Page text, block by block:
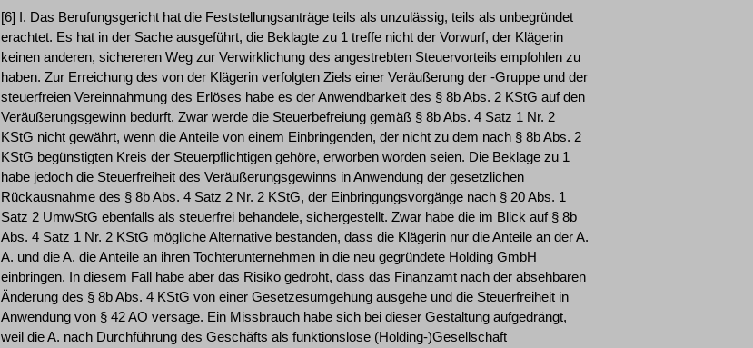
[6] I. Das Berufungsgericht hat die Feststellungsanträge teils als unzulässig, teils als unbegründet
erachtet. Es hat in der Sache ausgeführt, die Beklagte zu 1 treffe nicht der Vorwurf, der Klägerin
keinen anderen, sichereren Weg zur Verwirklichung des angestrebten Steuervorteils empfohlen zu
haben. Zur Erreichung des von der Klägerin verfolgten Ziels einer Veräußerung der -Gruppe und der
steuerfreien Vereinnahmung des Erlöses habe es der Anwendbarkeit des § 8b Abs. 2 KStG auf den
Veräußerungsgewinn bedurft. Zwar werde die Steuerbefreiung gemäß § 8b Abs. 4 Satz 1 Nr. 2
KStG nicht gewährt, wenn die Anteile von einem Einbringenden, der nicht zu dem nach § 8b Abs. 2
KStG begünstigten Kreis der Steuerpflichtigen gehöre, erworben worden seien. Die Beklage zu 1
habe jedoch die Steuerfreiheit des Veräußerungsgewinns in Anwendung der gesetzlichen
Rückausnahme des § 8b Abs. 4 Satz 2 Nr. 2 KStG, der Einbringungsvorgänge nach § 20 Abs. 1
Satz 2 UmwStG ebenfalls als steuerfrei behandele, sichergestellt. Zwar habe die im Blick auf § 8b
Abs. 4 Satz 1 Nr. 2 KStG mögliche Alternative bestanden, dass die Klägerin nur die Anteile an der A.
A. und die A. die Anteile an ihren Tochterunternehmen in die neu gegründete Holding GmbH
einbringen. In diesem Fall habe aber das Risiko gedroht, dass das Finanzamt nach der absehbaren
Änderung des § 8b Abs. 4 KStG von einer Gesetzesumgehung ausgehe und die Steuerfreiheit in
Anwendung von § 42 AO versage. Ein Missbrauch habe sich bei dieser Gestaltung aufgedrängt,
weil die A. nach Durchführung des Geschäfts als funktionslose (Holding-)Gesellschaft